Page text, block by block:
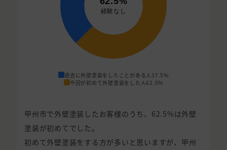
過去に外壁塗装をしたことがある人 37.5%
今回が初めて外壁塗装をした人62.5%
甲州市で外壁塗装したお客様のうち、62.5%は外壁
塗装が初めてでした。
初めて外壁塗装をする方が多いと思いますが、甲州